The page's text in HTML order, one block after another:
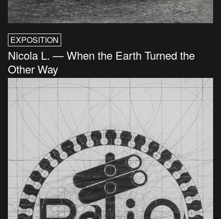
EXPOSITION
Nicola L. — When the Earth Turned the
Other Way